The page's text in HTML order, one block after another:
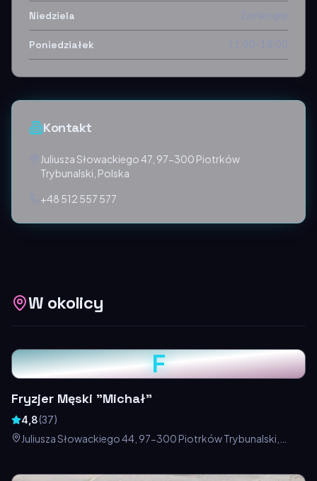
Niedziela
Poniedziałek
Kontakt
Juliusza Słowackiego 47, 97-300 Piotrków
Trybunalski, Polska
+48 512 557 577
W okolicy
F
Fryzjer Męski "Michał"
4,8(37)
Juliusza Słowackiego 44, 97-300 Piotrków Trybunalski,